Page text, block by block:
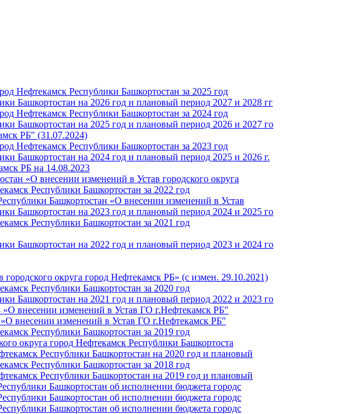
Нефтекамск Республики Башкортостан за 2025 год
Башкортостан на 2026 год и плановый период 2027 и 2028 гг
Нефтекамск Республики Башкортостан за 2024 год
Башкортостан на 2025 год и плановый период 2026 и 2027 го
РБ" (31.07.2024)
Нефтекамск Республики Башкортостан за 2023 год
Башкортостан на 2024 год и плановый период 2025 и 2026 г.
РБ на 14.08.2023
«О внесении изменений в Устав городского округа
Республики Башкортостан за 2022 год
Башкортостан «О внесении изменений в Устав
Башкортостан на 2023 год и плановый период 2024 и 2025 го
Республики Башкортостан за 2021 год
Башкортостан на 2022 год и плановый период 2023 и 2024 го
округа город Нефтекамск РБ» (с измен. 29.10.2021)
Республики Башкортостан за 2020 год
Башкортостан на 2021 год и плановый период 2022 и 2023 го
внесении изменений в Устав ГО г.Нефтекамск РБ"
внесении изменений в Устав ГО г.Нефтекамск РБ"
Республики Башкортостан за 2019 год
округа город Нефтекамск Республики Башкортоста
Республики Башкортостан на 2020 год и плановый
Республики Башкортостан за 2018 год
Республики Башкортостан на 2019 год и плановый
Башкортостан об исполнении бюджета городс
Башкортостан об исполнении бюджета городс
Башкортостан об исполнении бюджета городс